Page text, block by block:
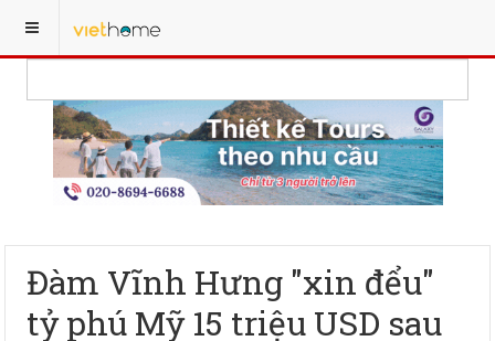
Đàm Vĩnh Hưng "xin đểu"
tỷ phú Mỹ 15 triệu USD sau